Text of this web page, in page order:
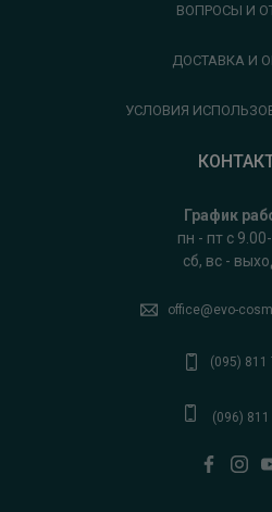
ВОПРОСЫ И
ДОСТАВКА И
УСЛОВИЯ
График
пн - пт с
сб, вс -
office@evo-
(095) 811
(096)